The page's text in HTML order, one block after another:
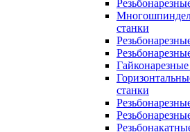
станки
станки